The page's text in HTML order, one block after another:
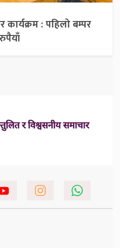
कार्यक्रम : पहिलो बम्पर